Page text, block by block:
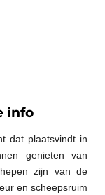
info
dat plaatsvindt in
genieten van
zijn van de
en scheepsruim